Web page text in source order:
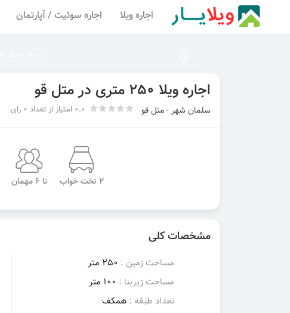
اجاره ویلا اجاره سوئیت / آپارتمان
اجاره ویلا 250 متری در متل قو
سلمان شهر - متل قو 0.0 امتیاز از تعداد 0 رای
2 تخت خواب تا 6 مهمان
مشخصات کلی
مساحت زمین : 250 متر
مساحت زیربنا : 100 متر
تعداد طبقه : همکف